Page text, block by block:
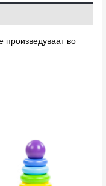
произведуваат во